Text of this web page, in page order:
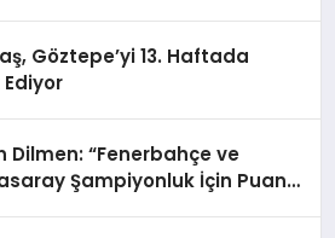
Göztepe’yi 13. Haftada
Dilmen: “Fenerbahçe ve
Şampiyonluk İçin Puan